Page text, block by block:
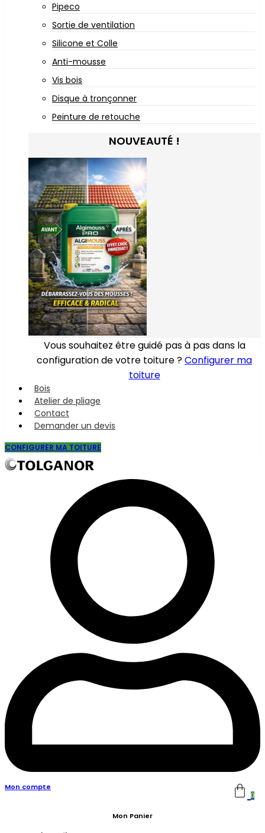
Pipeco
Sortie de ventilation
Silicone et Colle
Anti-mousse
Vis bois
Disque à tronçonner
Peinture de retouche
NOUVEAUTÉ !
Vous souhaitez être guidé pas à pas dans la
configuration de votre toiture ?Configurer ma
toiture
Bois
Atelier de pliage
Contact
Demander un devis
CONFIGURER MA TOITURE
Mon compte
0
Mon Panier